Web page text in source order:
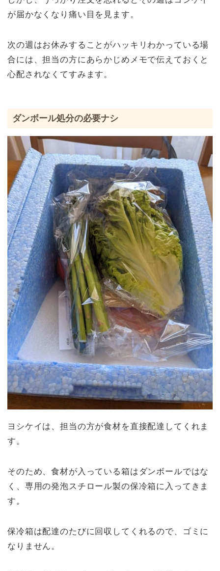
が届かなくなり痛い目を見ます。
次の週はお休みすることがハッキリわかっている場
合には、担当の方にあらかじめメモで伝えておくと
心配されなくてすみます。
ダンボール処分の必要ナシ
ヨシケイは、担当の方が食材を直接配達してくれま
す。
そのため、食材が入っている箱はダンボールではな
く、専用の発泡スチロール製の保冷箱に入ってきま
す。
保冷箱は配達のたびに回収してくれるので、ゴミに
なりません。